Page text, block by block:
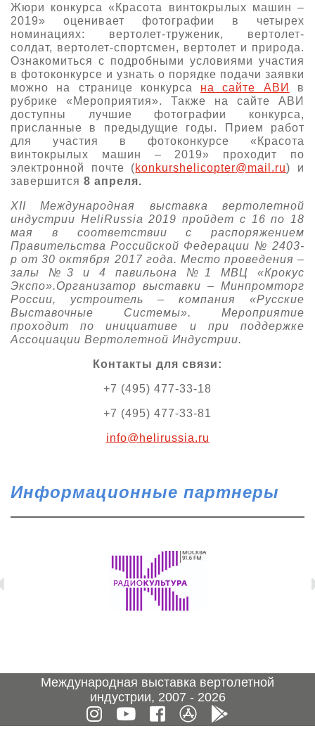
Жюри конкурса «Красота винтокрылых машин –
2019» оценивает фотографии в четырех
номинациях: вертолет-труженик, вертолет-
солдат, вертолет-спортсмен, вертолет и природа.
Ознакомиться с подробными условиями участия
в фотоконкурсе и узнать о порядке подачи заявки
можно на странице конкурса на сайте АВИ
в
рубрике «Мероприятия». Также на сайте АВИ
доступны лучшие фотографии конкурса,
присланные в предыдущие годы. Прием работ
для участия в фотоконкурсе «Красота
винтокрылых машин – 2019» проходит по
электронной почте (konkurshelicopter@mail.ru) и
завершится 8 апреля.
XII Международная выставка вертолетной
индустрии HeliRussia 2019 пройдет c 16 по 18
мая в соответствии с распоряжением
Правительства Российской Федерации № 2403-
р от 30 октября 2017 года. Место проведения –
залы №3 и 4 павильона №1 МВЦ «Крокус
Экспо».Организатор выставки – Минпромторг
России, устроитель – компания «Русские
Выставочные Системы». Мероприятие
проходит по инициативе и при поддержке
Ассоциации Вертолетной Индустрии.
Контакты для связи:
+7 (495) 477-33-18
+7 (495) 477-33-81
info@helirussia.ru
Информационные партнеры
Международная выставка вертолетной
индустрии, 2007 - 2026